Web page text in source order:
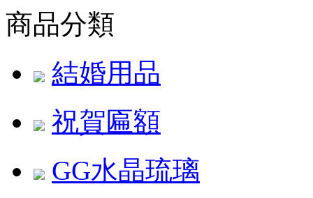
商品分類
結婚用品
祝賀匾額
GG水晶琉璃